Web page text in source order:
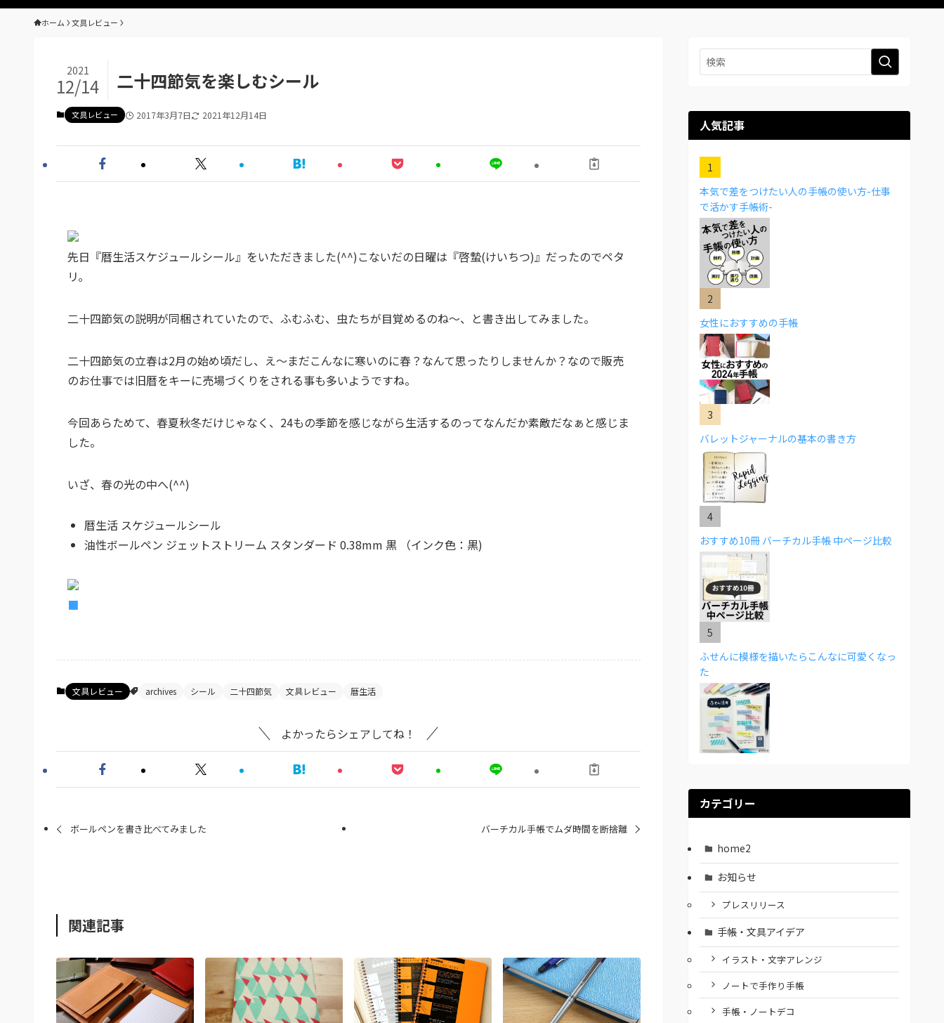
ホーム 文具レビュー
二十四節気を楽しむシール
2021
12/14
文具レビュー 2017年3月7日 2021年12月14日
先日『暦生活スケジュールシール』をいただきました(^^)こないだの日曜は『啓蟄(けいちつ)』だったのでペタ
リ。
二十四節気の説明が同梱されていたので、ふむふむ、虫たちが目覚めるのね～、と書き出してみました。
二十四節気の立春は2月の始め頃だし、え～まだこんなに寒いのに春？なんて思ったりしませんか？なので販売
のお仕事では旧暦をキーに売場づくりをされる事も多いようですね。
今回あらためて、春夏秋冬だけじゃなく、24もの季節を感じながら生活するのってなんだか素敵だなぁと感じま
した。
いざ、春の光の中へ(^^)
暦生活 スケジュールシール
油性ボールペン ジェットストリーム スタンダード 0.38mm 黒 （インク色：黒)
■
文具レビュー archives シール 二十四節気 文具レビュー 暦生活
よかったらシェアしてね！
ボールペンを書き比べてみました バーチカル手帳でムダ時間を断捨離
関連記事
人気記事
本気で差をつけたい人の手帳の使い方-仕事
で活かす手帳術-
女性におすすめの手帳
バレットジャーナルの基本の書き方
おすすめ10冊 バーチカル手帳 中ページ比較
ふせんに模様を描いたらこんなに可愛くなっ
た
カテゴリー
home2
お知らせ
プレスリリース
手帳・文具アイデア
イラスト・文字アレンジ
ノートで手作り手帳
手帳・ノートデコ